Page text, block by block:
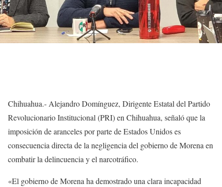
Chihuahua.- Alejandro Domínguez, Dirigente Estatal del Partido
Revolucionario Institucional (PRI) en Chihuahua, señaló que la
imposición de aranceles por parte de Estados Unidos es
consecuencia directa de la negligencia del gobierno de Morena en
combatir la delincuencia y el narcotráfico.
«El gobierno de Morena ha demostrado una clara incapacidad